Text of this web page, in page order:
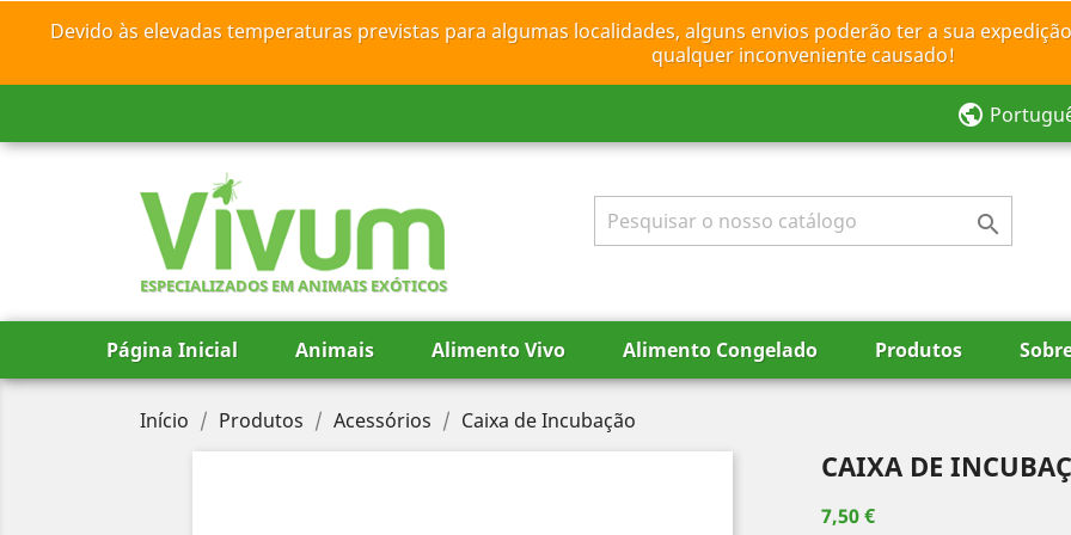
Devido às elevadas temperaturas previstas para algumas localidades, alguns envios poderão ter a sua
qualquer inconveniente causado!
public
ESPECIALIZADOS EM ANIMAIS EXÓTICOS

Página Inicial Animais Alimento Vivo Alimento Congelado Produtos
Início Produtos Acessórios Caixa de Incubação
CAIXA DE
7,50 €